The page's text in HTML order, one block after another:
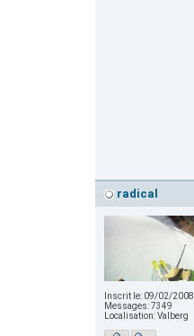
radical
Inscrit le: 09/02/2008
Messages:7349
Localisation:Valberg